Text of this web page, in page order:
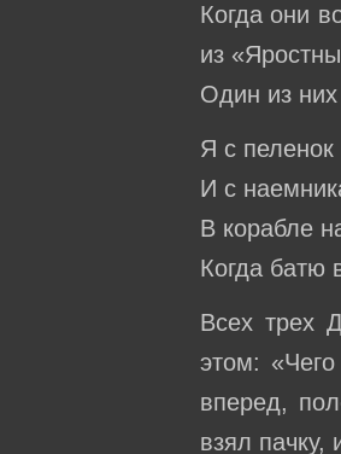
Когда они
из
Один из
Я с пеленок
И с
В корабле
Когда батю
Всех трех
этом:
вперед,
взял пачку,